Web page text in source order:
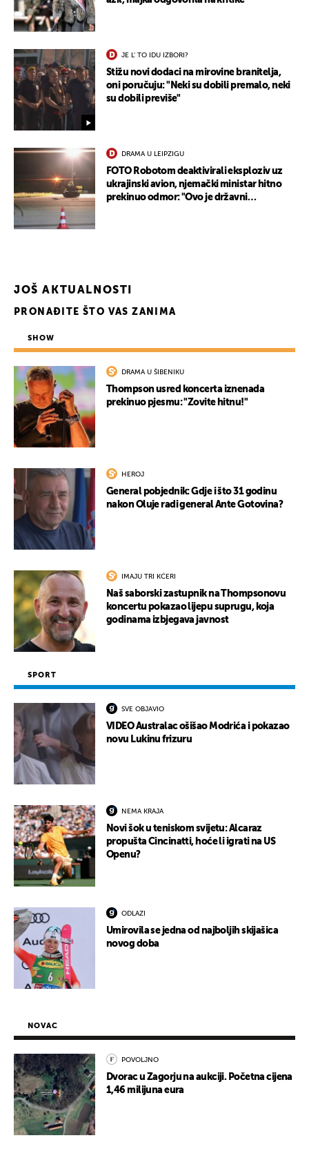
JE L' TO IDU IZBORI?
Stižu novi dodaci na mirovine branitelja,
oni poručuju: "Neki su dobili premalo, neki
su dobili previše"
DRAMA U LEIPZIGU
FOTO Robotom deaktivirali eksploziv uz
ukrajinski avion, njemački ministar hitno
prekinuo odmor: "Ovo je državni
JOŠ AKTUALNOSTI
PRONAĐITE ŠTO VAS ZANIMA
SHOW
DRAMA U ŠIBENIKU
Thompson usred koncerta iznenada
prekinuo pjesmu: "Zovite hitnu!"
HEROJ
General pobjednik: Gdje i što 31 godinu
nakon Oluje radi general Ante Gotovina?
IMAJU TRI KĆERI
Naš saborski zastupnik na Thompsonovu
koncertu pokazao lijepu suprugu, koja
godinama izbjegava javnost
SPORT
SVE OBJAVIO
VIDEO Australac ošišao Modrića i pokazao
novu Lukinu frizuru
NEMA KRAJA
Novi šok u teniskom svijetu: Alcaraz
propušta Cincinatti, hoće li igrati na US
Openu?
ODLAZI
Umirovila se jedna od najboljih skijašica
novog doba
NOVAC
POVOLJNO
Dvorac u Zagorju na aukciji. Početna cijena
1,46 milijuna eura